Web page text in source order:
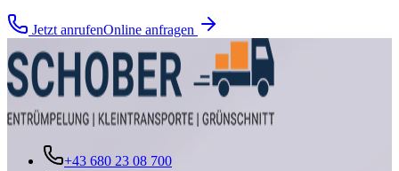
Jetzt anrufenOnline anfragen
+43 680 23 08 700